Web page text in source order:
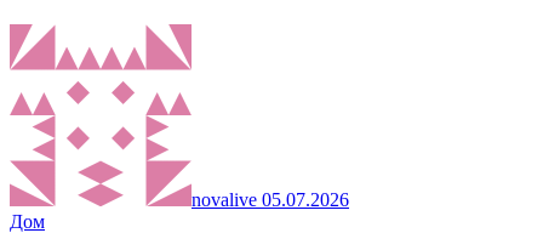
novalive 05.07.2026
Дом